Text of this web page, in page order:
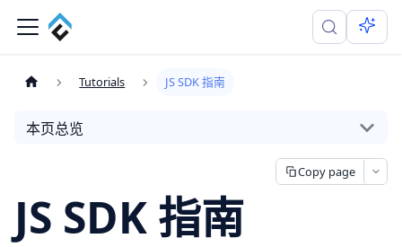
Tutorials JS SDK 指南
本页总览
Copy page
JS SDK 指南